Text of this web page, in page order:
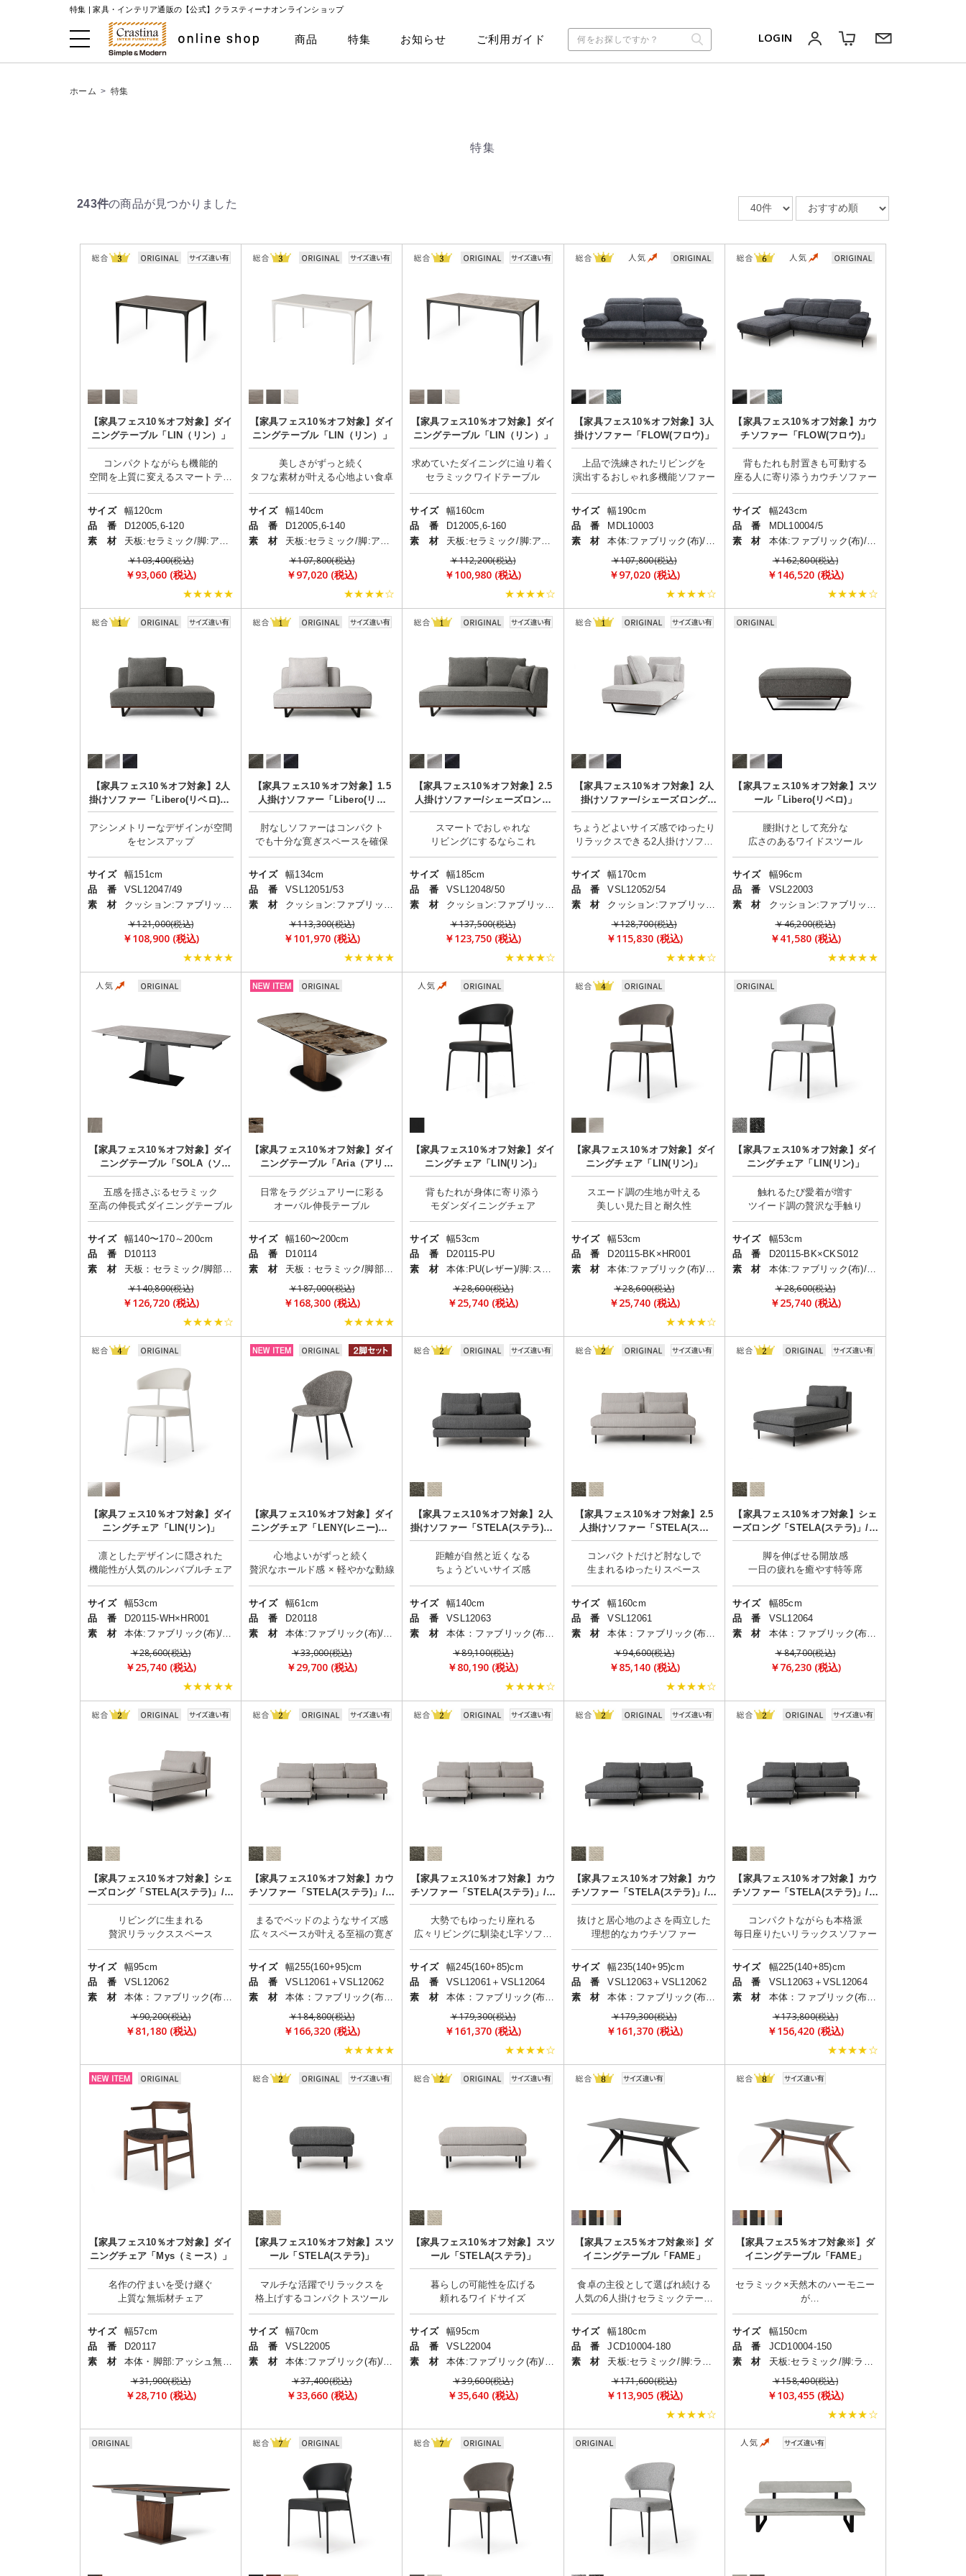
特集 | 家具・インテリア通販の【公式】クラスティーナオンラインショップ
商品 特集 お知らせ ご利用ガイド LOGIN
ホーム > 特集
特集
243件の商品が見つかりました
【家具フェス10％オフ対象】ダイ
ニングテーブル「LIN（リン）」
コンパクトながらも機能的
空間を上質に変えるスマートテー
ブル
サイズ
幅120cm
品 番
D12005,6-120
素 材
￥103,400(税込)
￥93,060 (税込)
★★★★★
【家具フェス10％オフ対象】ダイ
ニングテーブル「LIN（リン）」
美しさがずっと続く
サイズ
幅140cm
品 番
D12005,6-140
素 材
￥107,800(税込)
￥97,020 (税込)
★★★★☆
【家具フェス10％オフ対象】ダイ
ニングテーブル「LIN（リン）」
求めていたダイニングに辿り着く
サイズ
幅160cm
品 番
D12005,6-160
素 材
￥112,200(税込)
￥100,980 (税込)
★★★★☆
【家具フェス10％オフ対象】3人
掛けソファー「FLOW(フロウ)」
上品で洗練されたリビングを
サイズ
幅190cm
品 番
MDL10003
素 材
￥107,800(税込)
￥97,020 (税込)
★★★★☆
【家具フェス10％オフ対象】カウ
チソファー「FLOW(フロウ)」
背もたれも肘置きも可動する
サイズ
幅243cm
品 番
MDL10004/5
素 材
本体:ファブリック(布)/脚:ステンレス
￥162,800(税込)
￥146,520 (税込)
★★★★☆
【家具フェス10％オフ対象】2人
掛けソファー「Libero(リベロ)」/
肘なし
アシンメトリーなデザインが空間
サイズ
幅151cm
品 番
VSL12047/49
素 材
クッション:ファブリック(布)
￥121,000(税込)
￥108,900 (税込)
★★★★★
【家具フェス10％オフ対象】1.5
人掛けソファー「Libero(リベ
ロ)」/肘なし
肘なしソファーはコンパクト
サイズ
幅134cm
品 番
VSL12051/53
素 材
クッション:ファブリック(布)
￥113,300(税込)
￥101,970 (税込)
★★★★★
【家具フェス10％オフ対象】2.5
人掛けソファー/シェーズロング
「Libero(リベロ)」
スマートでおしゃれな
リビングにするならこれ
サイズ
幅185cm
品 番
VSL12048/50
素 材
クッション:ファブリック(布)
￥137,500(税込)
￥123,750 (税込)
★★★★☆
【家具フェス10％オフ対象】2人
掛けソファー/シェーズロング
「Libero(リベロ)」
ちょうどよいサイズ感でゆったり
リラックスできる2人掛けソファ
ー
サイズ
幅170cm
品 番
VSL12052/54
素 材
クッション:ファブリック(布)
￥128,700(税込)
￥115,830 (税込)
★★★★☆
【家具フェス10％オフ対象】スツ
ール「Libero(リベロ)」
腰掛けとして充分な
広さのあるワイドスツール
サイズ
幅96cm
品 番
VSL22003
素 材
クッション:ファブリック(布)
￥46,200(税込)
￥41,580 (税込)
★★★★★
【家具フェス10％オフ対象】ダイ
ニングテーブル「SOLA（ソ
ラ）」/4-6人掛け/伸長式
五感を揺さぶるセラミック
サイズ
幅140〜170～200cm
品 番
D10113
素 材
天板：セラミック/脚部・土台：スチール
￥140,800(税込)
￥126,720 (税込)
★★★★☆
【家具フェス10％オフ対象】ダイ
ニングテーブル「Aria（アリ
ア）」/4-6人掛け/伸長式
日常をラグジュアリーに彩る
サイズ
幅160〜200cm
品 番
D10114
素 材
天板：セラミック/脚部：ウォールナット突板/土台：メタル
￥187,000(税込)
￥168,300 (税込)
★★★★★
【家具フェス10％オフ対象】ダイ
ニングチェア「LIN(リン)」
背もたれが身体に寄り添う
サイズ
幅53cm
品 番
D20115-PU
素 材
本体:PU(レザー)/脚:スチール
￥28,600(税込)
￥25,740 (税込)
【家具フェス10％オフ対象】ダイ
ニングチェア「LIN(リン)」
スエード調の生地が叶える
サイズ
幅53cm
品 番
D20115-BK×HR001
素 材
本体:ファブリック(布)/脚:スチール
￥28,600(税込)
￥25,740 (税込)
★★★★☆
【家具フェス10％オフ対象】ダイ
ニングチェア「LIN(リン)」
触れるたび愛着が増す
サイズ
幅53cm
品 番
D20115-BK×CKS012
素 材
本体:ファブリック(布)/脚:スチール
￥28,600(税込)
￥25,740 (税込)
【家具フェス10％オフ対象】ダイ
ニングチェア「LIN(リン)」
凛としたデザインに隠された
サイズ
幅53cm
品 番
D20115-WH×HR001
素 材
￥28,600(税込)
￥25,740 (税込)
★★★★★
【家具フェス10％オフ対象】ダイ
ニングチェア「LENY(レニー)」2
脚セット
心地よいがずっと続く
サイズ
幅61cm
品 番
D20118
素 材
￥33,000(税込)
￥29,700 (税込)
【家具フェス10％オフ対象】2人
掛けソファー「STELA(ステラ)」/
肘なし
距離が自然と近くなる
サイズ
幅140cm
品 番
VSL12063
素 材
￥89,100(税込)
￥80,190 (税込)
★★★★☆
【家具フェス10％オフ対象】2.5
人掛けソファー「STELA(ステ
ラ)」/肘なし
コンパクトだけど肘なしで
サイズ
幅160cm
品 番
VSL12061
素 材
￥94,600(税込)
￥85,140 (税込)
★★★★☆
【家具フェス10％オフ対象】シェ
ーズロング「STELA(ステラ)」/肘
なし
脚を伸ばせる開放感
一日の疲れを癒やす特等席
サイズ
幅85cm
品 番
VSL12064
素 材
￥84,700(税込)
￥76,230 (税込)
【家具フェス10％オフ対象】シェ
ーズロング「STELA(ステラ)」/肘
なし
リビングに生まれる
サイズ
幅95cm
品 番
VSL12062
素 材
本体：ファブリック(布)/脚部：スチール
￥90,200(税込)
￥81,180 (税込)
【家具フェス10％オフ対象】カウ
チソファー「STELA(ステラ)」/肘
なし
まるでベッドのようなサイズ感
サイズ
幅255(160+95)cm
品 番
VSL12061＋VSL12062
素 材
本体：ファブリック(布)/脚部：スチール
￥184,800(税込)
￥166,320 (税込)
★★★★★
【家具フェス10％オフ対象】カウ
チソファー「STELA(ステラ)」/肘
なし
大勢でもゆったり座れる
広々リビングに馴染むL字ソファ
ー
サイズ
幅245(160+85)cm
品 番
VSL12061＋VSL12064
素 材
本体：ファブリック(布)/脚部：スチール
￥179,300(税込)
￥161,370 (税込)
★★★★☆
【家具フェス10％オフ対象】カウ
チソファー「STELA(ステラ)」/肘
なし
抜けと居心地のよさを両立した
サイズ
幅235(140+95)cm
品 番
VSL12063＋VSL12062
素 材
本体：ファブリック(布)/脚部：スチール
￥179,300(税込)
￥161,370 (税込)
【家具フェス10％オフ対象】カウ
チソファー「STELA(ステラ)」/肘
なし
コンパクトながらも本格派
サイズ
幅225(140+85)cm
品 番
VSL12063＋VSL12064
素 材
本体：ファブリック(布)/脚部：スチール
￥173,800(税込)
￥156,420 (税込)
★★★★☆
【家具フェス10％オフ対象】ダイ
ニングチェア「Mys（ミース）」
名作の佇まいを受け継ぐ
サイズ
幅57cm
品 番
D20117
素 材
本体・脚部:アッシュ無垢材/座面:ファブリック(布)
￥31,900(税込)
￥28,710 (税込)
【家具フェス10％オフ対象】スツ
ール「STELA(ステラ)」
マルチな活躍でリラックスを
サイズ
幅70cm
品 番
VSL22005
素 材
本体:ファブリック(布)/脚:スチール
￥37,400(税込)
￥33,660 (税込)
【家具フェス10％オフ対象】スツ
ール「STELA(ステラ)」
暮らしの可能性を広げる
サイズ
幅95cm
品 番
VSL22004
素 材
本体:ファブリック(布)/脚:スチール
￥39,600(税込)
￥35,640 (税込)
【家具フェス5％オフ対象※】ダ
イニングテーブル「FAME」
食卓の主役として選ばれ続ける
人気の6人掛けセラミックテーブ
ル
サイズ
幅180cm
品 番
JCD10004-180
素 材
天板:セラミック/脚:ラバーウッド
￥171,600(税込)
￥113,905 (税込)
★★★★☆
【家具フェス5％オフ対象※】ダ
イニングテーブル「FAME」
セラミック×天然木のハーモニー
が
演出するおしゃれダイニング
サイズ
幅150cm
品 番
JCD10004-150
素 材
天板:セラミック/脚:ラバーウッド
￥158,400(税込)
￥103,455 (税込)
★★★★☆